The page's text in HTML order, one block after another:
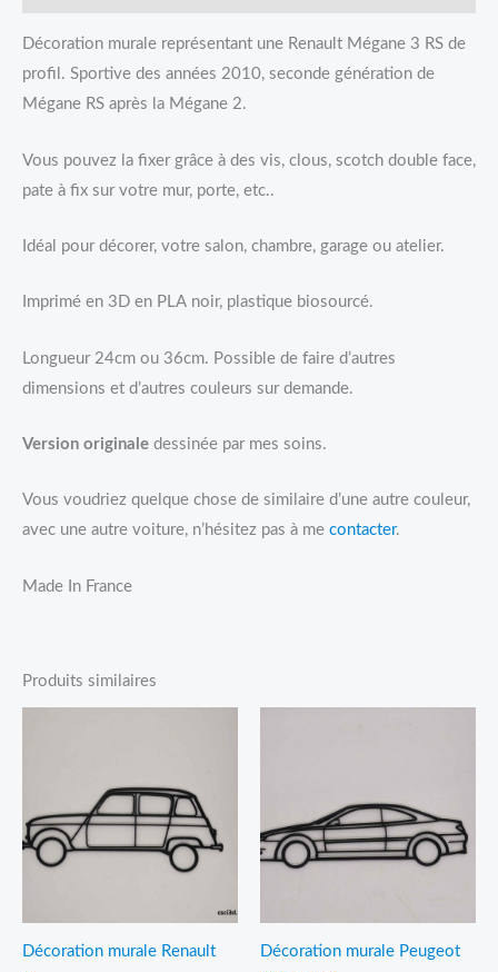
Décoration murale représentant une Renault Mégane 3 RS de
profil. Sportive des années 2010, seconde génération de
Mégane RS après la Mégane 2.
Vous pouvez la fixer grâce à des vis, clous, scotch double face,
pate à fix sur votre mur, porte, etc..
Idéal pour décorer, votre salon, chambre, garage ou atelier.
Imprimé en 3D en PLA noir, plastique biosourcé.
Longueur 24cm ou 36cm. Possible de faire d’autres
dimensions et d’autres couleurs sur demande.
Version originale dessinée par mes soins.
Vous voudriez quelque chose de similaire d’une autre couleur,
avec une autre voiture, n’hésitez pas à me contacter.
Made In France
Produits similaires
Décoration murale Renault
à
24,95€
Décoration murale Peugeot